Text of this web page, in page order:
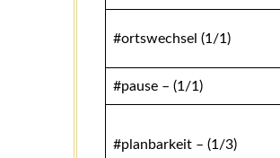
#ortswechsel (1/1)
#pause – (1/1)
#planbarkeit – (1/3)